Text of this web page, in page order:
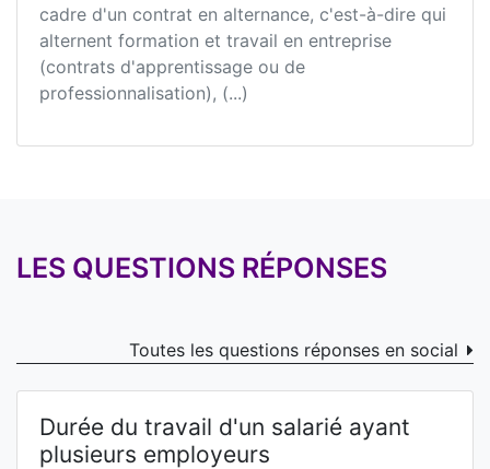
cadre d'un contrat en alternance, c'est-à-dire qui
alternent formation et travail en entreprise
(contrats d'apprentissage ou de
professionnalisation), (...)
LES QUESTIONS RÉPONSES
Toutes les questions réponses en social
Durée du travail d'un salarié ayant
plusieurs employeurs